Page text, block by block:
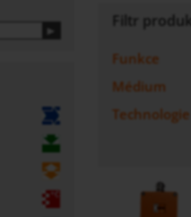
Filtr
Funkce
Médium
Technologie